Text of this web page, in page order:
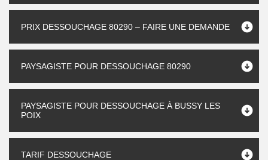
PRIX DESSOUCHAGE 80290 – FAIRE UNE DEMANDE
PAYSAGISTE POUR DESSOUCHAGE 80290
PAYSAGISTE POUR DESSOUCHAGE À BUSSY LES
POIX
TARIF DESSOUCHAGE